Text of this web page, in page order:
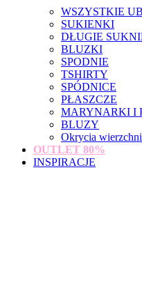
WSZYSTKIE
SUKIENKI
DŁUGIE
BLUZKI
SPODNIE
TSHIRTY
SPÓDNICE
PŁASZCZE
MARYNARKI I
BLUZY
Okrycia
OUTLET 80%
INSPIRACJE